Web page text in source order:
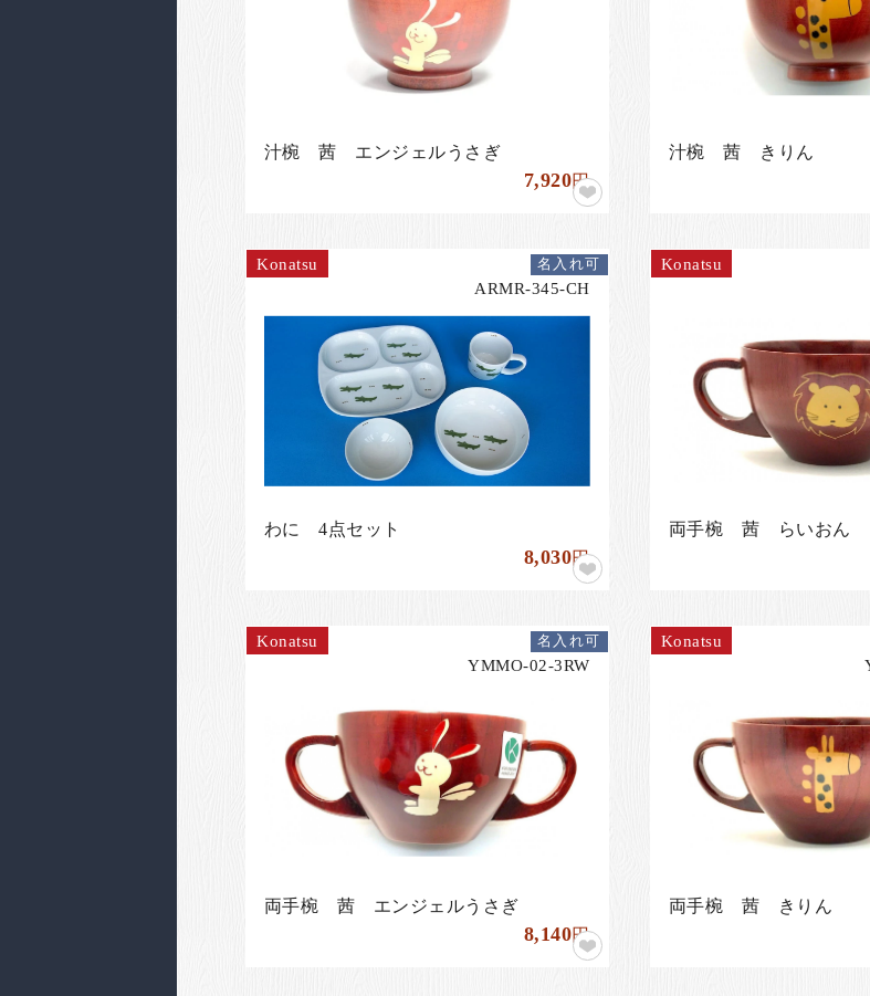
汁椀 茜 エンジェルうさぎ
7,920円
汁椀 茜 きりん
Konatsu
ARMR-345-CH
名入れ可
わに 4点セット
8,030円
Konatsu
両手椀 茜 らいおん
Konatsu
YMMO-02-3RW
名入れ可
両手椀 茜 エンジェルうさぎ
8,140円
Konatsu
両手椀 茜 きりん